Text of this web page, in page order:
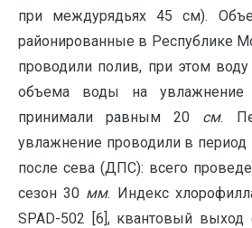
при междурядьях 45 см).
районированные в Республике
проводили полив, при этом
объема воды на
принимали равным 20 см.
увлажнение проводили в период
после сева (ДПС): всего
сезон 30 мм. Индекс
SPAD-502 [6], квантовый